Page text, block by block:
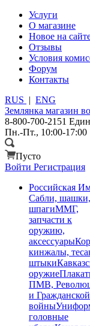
Услуги
О магазине
Новое на
Отзывы
Условия
Форум
Контакты
RUS | ENG
Землянка магазин
8-800-700-2151
Пн.-Пт., 10:00-17:00
Пусто
Войти Регистрация
Российская
Сабли, шашки,
шпагиММГ,
запчасти к
оружию,
аксессуары
кинжалы,
штыки
оружие
ПМВ,
и Гражданской
войны
головные